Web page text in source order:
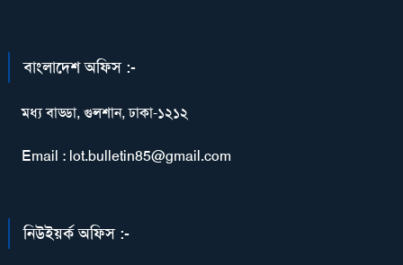
বাংলাদেশ অফিস :-
মধ্য বাড্ডা, গুলশান, ঢাকা-১২১২
Email : lot.bulletin85@gmail.com
নিউইয়র্ক অফিস :-